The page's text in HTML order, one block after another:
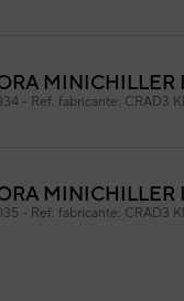
MINICHILLER
- Ref. fabricante: CRAD3
MINICHILLER
- Ref. fabricante: CRAD3